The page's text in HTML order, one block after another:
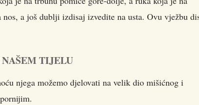
a još dublji izdisaj izvedite na usta. Ovu vježbu
TIJELU
njega možemo djelovati na velik dio mišićnog i